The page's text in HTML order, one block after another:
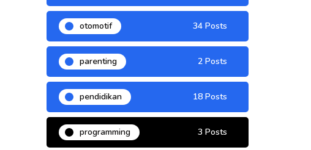
otomotif 34 Posts
parenting 2 Posts
pendidikan 18 Posts
programming 3 Posts